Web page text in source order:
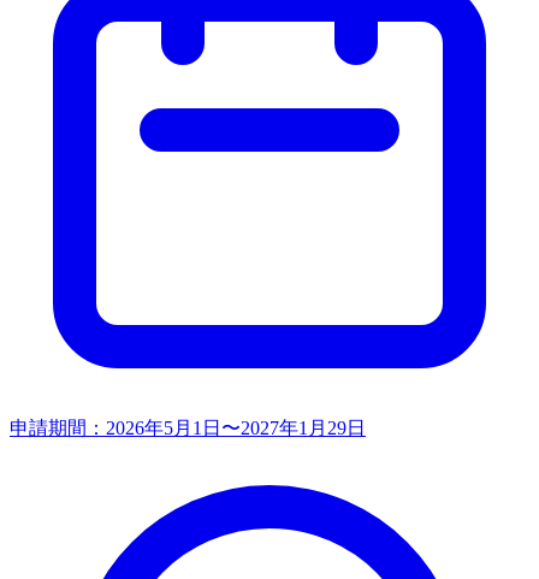
申請期間： 2026年5月1日〜2027年1月29日